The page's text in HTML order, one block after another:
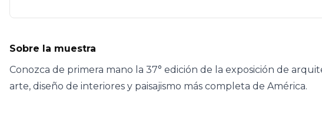
Sobre la muestra
Conozca de primera mano la 37° edición de la exposición de
arte, diseño de interiores y paisajismo más completa de América.